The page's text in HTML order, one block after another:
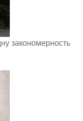
закономерность